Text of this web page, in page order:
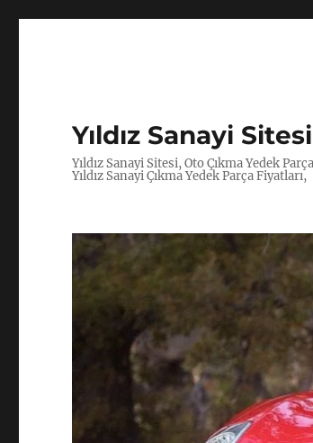
Yıldız Sanayi Sitesi
Yıldız Sanayi Sitesi, Oto Çıkma Yedek
Yıldız Sanayi Çıkma Yedek Parça Fiyatları,